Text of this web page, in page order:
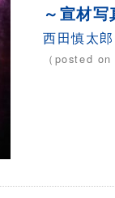
～宣材
西田慎太郎
（posted